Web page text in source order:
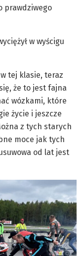
prawdziwego
w wyścigu
tej klasie, teraz
że to jest fajna
wózkami, które
życie i jeszcze
z tych starych
moce jak tych
od lat jest